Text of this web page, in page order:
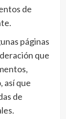
de
páginas
que
así que
de